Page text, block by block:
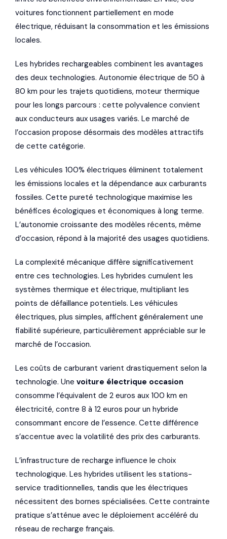
voitures fonctionnent partiellement en mode
électrique, réduisant la consommation et les émissions
locales.
Les hybrides rechargeables combinent les avantages
des deux technologies. Autonomie électrique de 50 à
80 km pour les trajets quotidiens, moteur thermique
pour les longs parcours : cette polyvalence convient
aux conducteurs aux usages variés. Le marché de
l’occasion propose désormais des modèles attractifs
de cette catégorie.
Les véhicules 100% électriques éliminent totalement
les émissions locales et la dépendance aux carburants
fossiles. Cette pureté technologique maximise les
bénéfices écologiques et économiques à long terme.
L’autonomie croissante des modèles récents, même
d’occasion, répond à la majorité des usages quotidiens.
La complexité mécanique diffère significativement
entre ces technologies. Les hybrides cumulent les
systèmes thermique et électrique, multipliant les
points de défaillance potentiels. Les véhicules
électriques, plus simples, affichent généralement une
fiabilité supérieure, particulièrement appréciable sur le
marché de l’occasion.
Les coûts de carburant varient drastiquement selon la
technologie. Une voiture électrique occasion
consomme l’équivalent de 2 euros aux 100 km en
électricité, contre 8 à 12 euros pour un hybride
consommant encore de l’essence. Cette différence
s’accentue avec la volatilité des prix des carburants.
L’infrastructure de recharge influence le choix
technologique. Les hybrides utilisent les stations-
service traditionnelles, tandis que les électriques
nécessitent des bornes spécialisées. Cette contrainte
pratique s’atténue avec le déploiement accéléré du
réseau de recharge français.